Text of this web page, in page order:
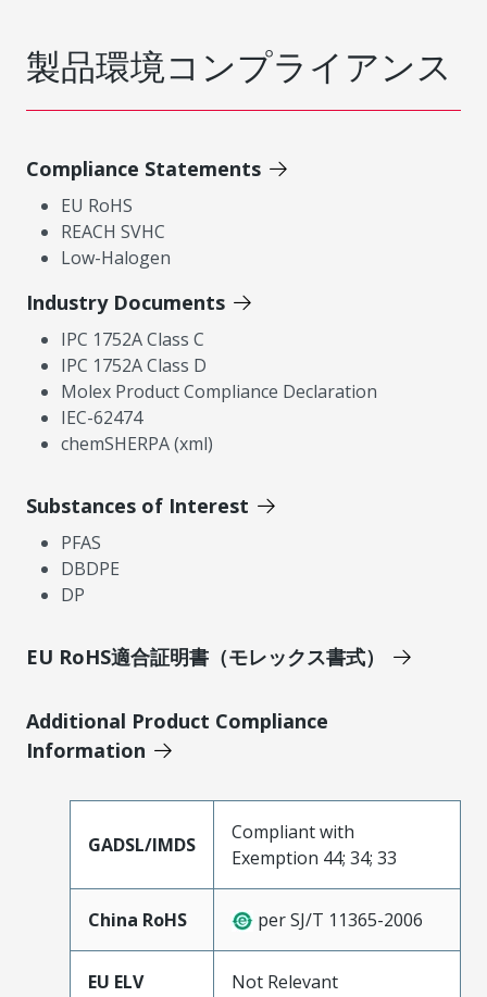
製品環境コンプライアンス
Compliance Statements
EU RoHS
REACH SVHC
Low-Halogen
Industry Documents
IPC 1752A Class C
IPC 1752A Class D
Molex Product Compliance Declaration
IEC-62474
chemSHERPA (xml)
Substances of Interest
PFAS
DBDPE
DP
EU RoHS適合証明書（モレックス書式）
Additional Product Compliance
Information
GADSL/IMDS
Compliant with
Exemption 44; 34; 33
China RoHS per SJ/T 11365-2006
EU ELV Not Relevant